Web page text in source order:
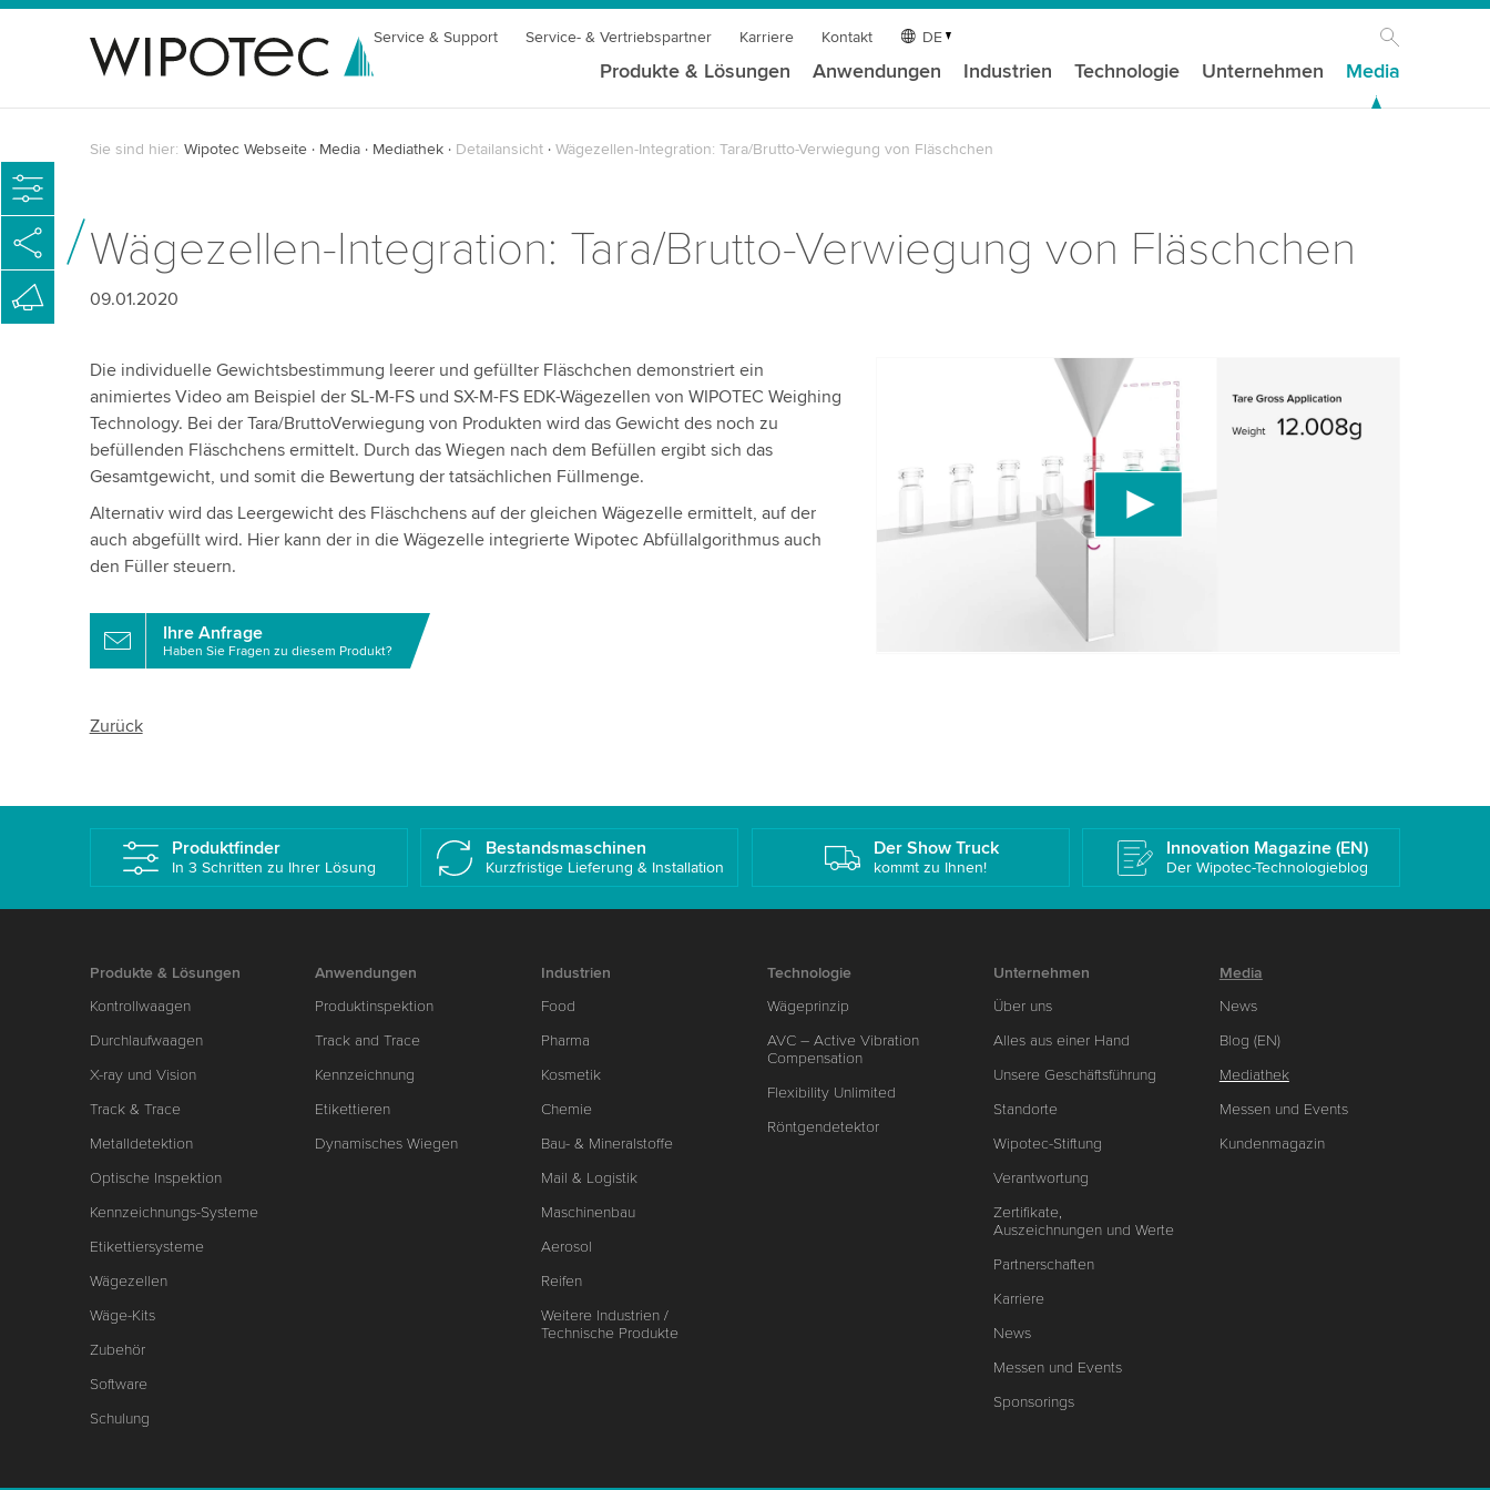
Service & Support Service- & Vertriebspartner Karriere Kontakt DE
Produkte & Lösungen Anwendungen Industrien Technologie Unternehmen Media
Sie sind hier: Wipotec Webseite Media Mediathek Detailansicht Wägezellen-Integration: Tara/Brutto-Verwiegung von Fläschchen
Wägezellen-Integration: Tara/Brutto-Verwiegung von Fläschchen
09.01.2020
Wir benötigen Ihre Zustimmung, um den YouTube-
Videodienst zu laden!
Wir verwenden einen Drittanbieterdienst, um Videoinhalte
einzubetten, der Daten über Ihre Aktivitäten sammeln kann.
Bitte überprüfen Sie die Details und akzeptieren Sie den
Dienst, um dieses Video anzusehen.
Die individuelle Gewichtsbestimmung leerer und gefüllter Fläschchen demonstriert ein
animiertes Video am Beispiel der SL-M-FS und SX-M-FS EDK-Wägezellen von WIPOTEC Weighing
Technology. Bei der Tara­/Brutto­Verwiegung von Produkten wird das Gewicht des noch zu
befüllenden Fläschchens ermittelt. Durch das Wiegen nach dem Befüllen ergibt sich das
Gesamtgewicht, und somit die Bewertung der tatsächlichen Füllmenge.
Alternativ wird das Leergewicht des Fläschchens auf der gleichen Wägezelle ermittelt, auf der
auch abgefüllt wird. Hier kann der in die Wägezelle integrierte Wipotec Abfüllalgorithmus auch
den Füller steuern.
Ihre Anfrage
Haben Sie Fragen zu diesem Produkt?
Zurück
Produktfinder
In 3 Schritten zu Ihrer Lösung
Bestandsmaschinen
Kurzfristige Lieferung & Installation
Der Show Truck
kommt zu Ihnen!
Innovation Magazine (EN)
Der Wipotec-Technologieblog
Produkte & Lösungen
Kontrollwaagen
Durchlaufwaagen
X-ray und Vision
Track & Trace
Metalldetektion
Optische Inspektion
Kennzeichnungs-Systeme
Etikettiersysteme
Wägezellen
Wäge-Kits
Zubehör
Software
Schulung
Anwendungen
Produktinspektion
Track and Trace
Kennzeichnung
Etikettieren
Dynamisches Wiegen
Industrien
Food
Pharma
Kosmetik
Chemie
Bau- & Mineralstoffe
Mail & Logistik
Maschinenbau
Aerosol
Reifen
Weitere Industrien /
Technische Produkte
Technologie
Wägeprinzip
AVC – Active Vibration
Compensation
Flexibility Unlimited
Röntgendetektor
Unternehmen
Über uns
Alles aus einer Hand
Unsere Geschäftsführung
Standorte
Wipotec-Stiftung
Verantwortung
Zertifikate,
Auszeichnungen und Werte
Partnerschaften
Karriere
News
Messen und Events
Sponsorings
Media
News
Blog (EN)
Mediathek
Messen und Events
Kundenmagazin